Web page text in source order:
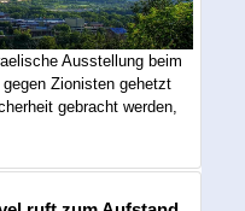
Ausstellung beim
Zionisten gehetzt
gebracht werden,